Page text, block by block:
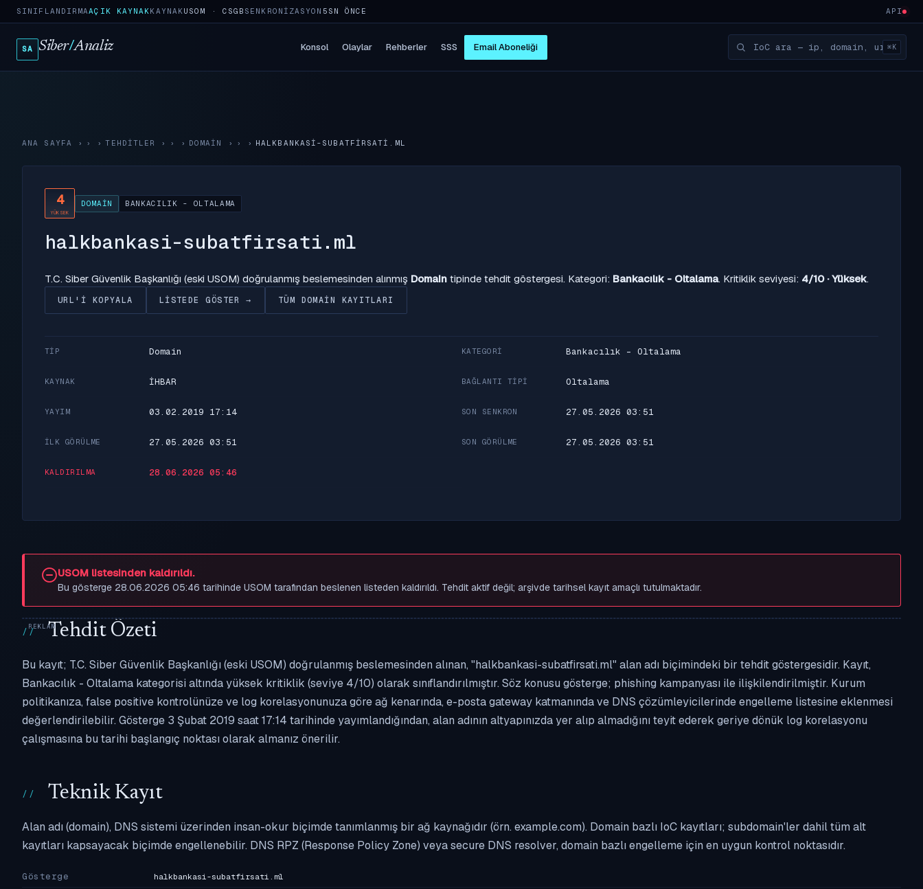
SINIFLANDIRMAAÇIK KAYNAKKAYNAKUSOM · CSGB SENKRONIZASYON 5SN ÖNCE API
SA Siber/Analiz Konsol Olaylar Rehberler SSS Email Aboneliği ⌘K
ANA SAYFA › TEHDITLER › DOMAIN › HALKBANKASI-SUBATFIRSATI.ML
4
YÜKSEK
DOMAIN BANKACILIK - OLTALAMA
halkbankasi-subatfirsati.ml
T.C. Siber Güvenlik Başkanlığı (eski USOM) doğrulanmış beslemesinden alınmış Domain tipinde tehdit göstergesi. Kategori: Bankacılık - Oltalama. Kritiklik seviyesi: 4/10 · Yüksek.
URL'I KOPYALA LISTEDE GÖSTER → TÜM DOMAIN KAYITLARI
TIP Domain KATEGORI Bankacılık - Oltalama
KAYNAK İHBAR BAĞLANTI TIPI Oltalama
YAYIM 03.02.2019 17:14 SON SENKRON 27.05.2026 03:51
İLK GÖRÜLME 27.05.2026 03:51 SON GÖRÜLME 27.05.2026 03:51
KALDIRILMA 28.06.2026 05:46
USOM listesinden kaldırıldı.
Bu gösterge 28.06.2026 05:46 tarihinde USOM tarafından beslenen listeden kaldırıldı. Tehdit aktif değil; arşivde tarihsel kayıt amaçlı tutulmaktadır.
Tehdit Özeti
Bu kayıt; T.C. Siber Güvenlik Başkanlığı (eski USOM) doğrulanmış beslemesinden alınan, "halkbankasi-subatfirsati.ml" alan adı biçimindeki bir tehdit göstergesidir. Kayıt,
Bankacılık - Oltalama kategorisi altında yüksek kritiklik (seviye 4/10) olarak sınıflandırılmıştır. Söz konusu gösterge; phishing kampanyası ile ilişkilendirilmiştir. Kurum
politikanıza, false positive kontrolünüze ve log korelasyonunuza göre ağ kenarında, e-posta gateway katmanında ve DNS çözümleyicilerinde engelleme listesine eklenmesi
değerlendirilebilir. Gösterge 3 Şubat 2019 saat 17:14 tarihinde yayımlandığından, alan adının altyapınızda yer alıp almadığını teyit ederek geriye dönük log korelasyonu
çalışmasına bu tarihi başlangıç noktası olarak almanız önerilir.
Teknik Kayıt
Alan adı (domain), DNS sistemi üzerinden insan-okur biçimde tanımlanmış bir ağ kaynağıdır (örn. example.com). Domain bazlı IoC kayıtları; subdomain'ler dahil tüm alt
kayıtları kapsayacak biçimde engellenebilir. DNS RPZ (Response Policy Zone) veya secure DNS resolver, domain bazlı engelleme için en uygun kontrol noktasıdır.
Gösterge halkbankasi-subatfirsati.ml